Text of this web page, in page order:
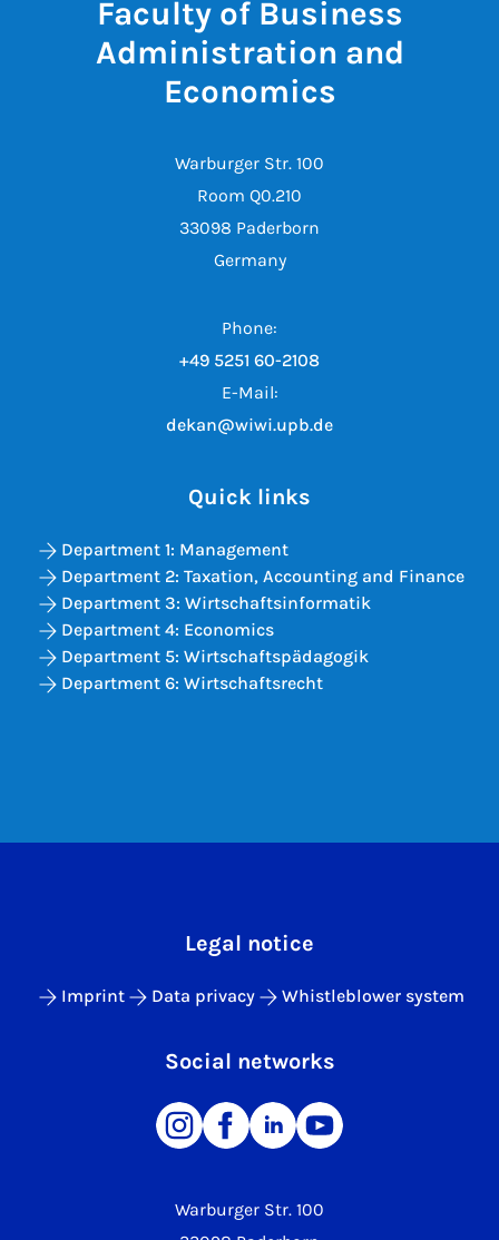
Faculty of Business
Administration and
Economics
Warburger Str. 100
Room Q0.210
33098 Paderborn
Germany
Phone:
+49 5251 60-2108
E-Mail:
dekan@wiwi.upb.de
Quick links
Department 1: Management
Department 2: Taxation, Accounting and Finance
Department 3: Wirtschaftsinformatik
Department 4: Economics
Department 5: Wirtschaftspädagogik
Department 6: Wirtschaftsrecht
Warburger Str. 100
Legal notice
Imprint Data privacy Whistleblower system
Social networks